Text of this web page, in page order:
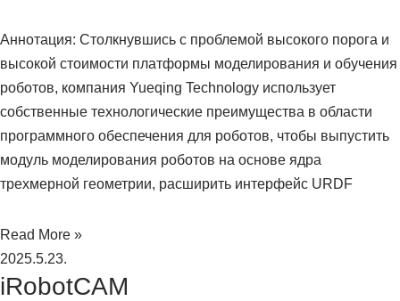
Аннотация: Столкнувшись с проблемой высокого порога и
высокой стоимости платформы моделирования и обучения
роботов, компания Yueqing Technology использует
собственные технологические преимущества в области
программного обеспечения для роботов, чтобы выпустить
модуль моделирования роботов на основе ядра
трехмерной геометрии, расширить интерфейс URDF
Read More »
2025.5.23.
iRobotCAM